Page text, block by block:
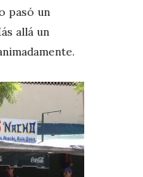
pasó un
allá un